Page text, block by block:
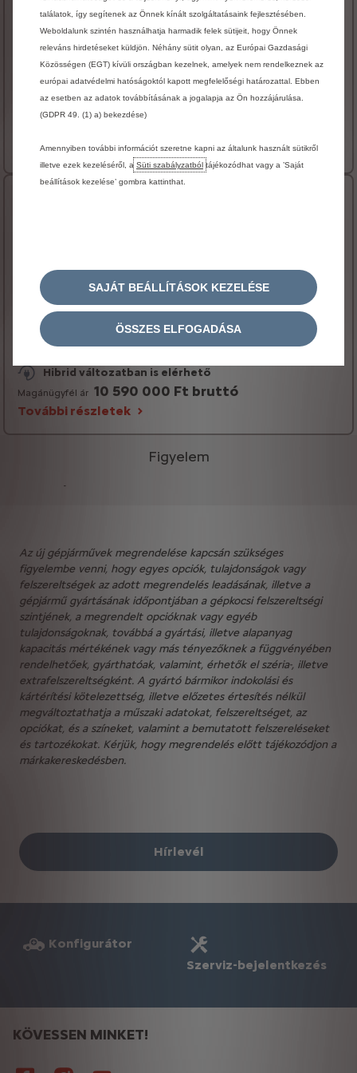
Szőnyeggarnitúra
Sötétített hátsó üvegek
COLLECTION embléma
ELEKTROMOS VÁLTOZATBAN IS ELÉRHETŐ
Hibrid változatban is elérhető
További részletek
Lehajtható hátsó középső kartámasz tárolóval és
síalagúttal
Tolatókamera Top Rear Vision funkcióval és első-
hátsó parkolószenzorokkal
Hibrid változatban is elérhető
Magánügyfél ár 10 590 000 Ft bruttó
További részletek
Figyelem
-
Az új gépjárművek megrendelése kapcsán szükséges
figyelembe venni, hogy egyes opciók, tulajdonságok vagy
felszereltségek az adott megrendelés leadásának, illetve a
gépjármű gyártásának időpontjában a gépkocsi felszereltségi
szintjének, a megrendelt opcióknak vagy egyéb
tulajdonságoknak, továbbá a gyártási, illetve alapanyag
kapacitás mértékének vagy más tényezőknek a függvényében
rendelhetőek, gyárthatóak, valamint, érhetők el széria-, illetve
extrafelszereltségként. A gyártó bármikor indokolási és
kártérítési kötelezettség, illetve előzetes értesítés nélkül
megváltoztathatja a műszaki adatokat, felszereltséget, az
opciókat, és a színeket, valamint a bemutatott felszereléseket
és tartozékokat. Kérjük, hogy megrendelés előtt tájékozódjon a
márkakereskedésben.
Hírlevél
Konfigurátor
Szerviz-bejelentkezés
KÖVESSEN MINKET!
találatok, így segítenek az Önnek kínált szolgáltatásaink fejlesztésében.
Weboldalunk szintén használhatja harmadik felek sütijeit, hogy Önnek
releváns hirdetéseket küldjön. Néhány sütit olyan, az Európai Gazdasági
Közösségen (EGT) kívüli országban kezelnek, amelyek nem rendelkeznek az
európai adatvédelmi hatóságoktól kapott megfelelőségi határozattal. Ebben
az esetben az adatok továbbításának a jogalapja az Ön hozzájárulása.
(GDPR 49. (1) a) bekezdése)
Amennyiben további információt szeretne kapni az általunk használt sütikről
illetve ezek kezeléséről, a Süti szabályzatból tájékozódhat vagy a ’Saját
beállítások kezelése’ gombra kattinthat.
SAJÁT BEÁLLÍTÁSOK KEZELÉSE
ÖSSZES ELFOGADÁSA